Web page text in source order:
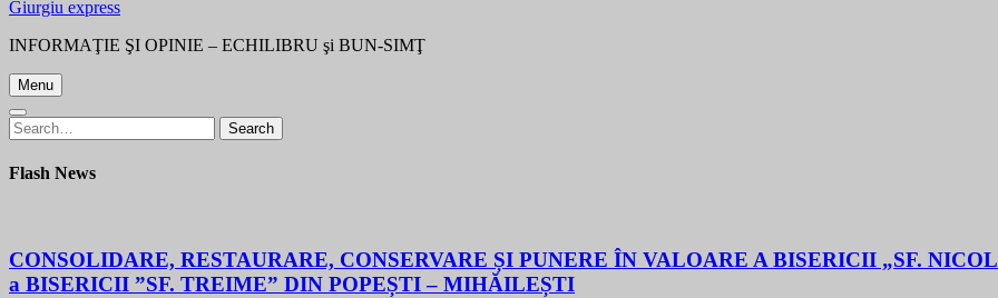
Giurgiu express
INFORMAŢIE ŞI OPINIE – ECHILIBRU şi BUN-SIMŢ
Menu
Search
for:
Search
Flash News
CONSOLIDARE, RESTAURARE, CONSERVARE ȘI PUNERE ÎN VALOARE A BISERICII „SF.
a BISERICII ”SF. TREIME” DIN POPEȘTI – MIHĂILEȘTI